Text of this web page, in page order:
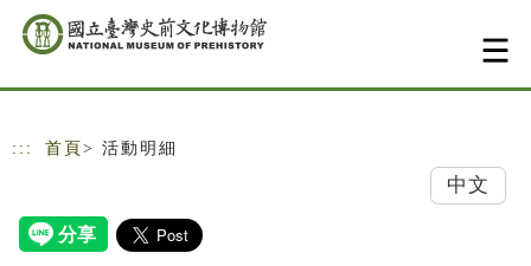
跳到主要內容
網站導覽
::: 首頁 > 活動明細
中文